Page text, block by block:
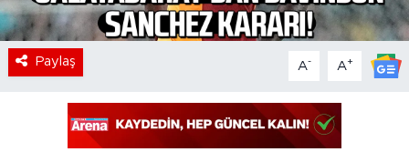
Paylaş A- A+